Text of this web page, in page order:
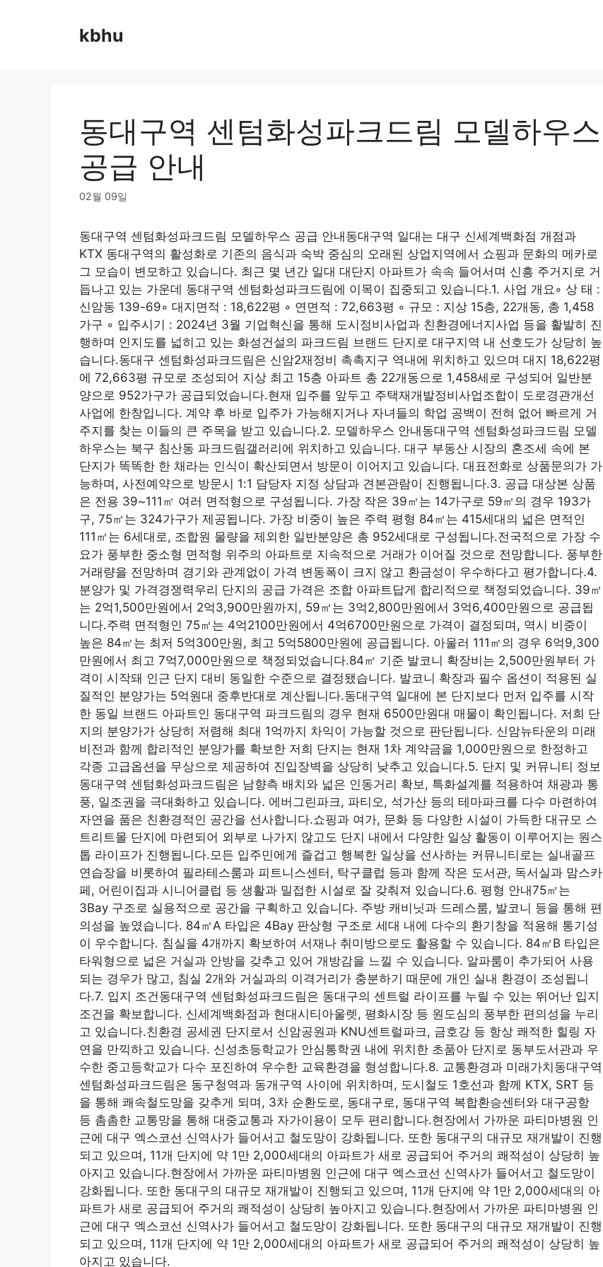
kbhu
동대구역 센텀화성파크드림 모델하우스
공급 안내
02월 09일
동대구역 센텀화성파크드림 모델하우스 공급 안내동대구역 일대는 대구 신세계백화점 개점과
KTX 동대구역의 활성화로 기존의 음식과 숙박 중심의 오래된 상업지역에서 쇼핑과 문화의 메카로
그 모습이 변모하고 있습니다. 최근 몇 년간 일대 대단지 아파트가 속속 들어서며 신흥 주거지로 거
듭나고 있는 가운데 동대구역 센텀화성파크드림에 이목이 집중되고 있습니다.1. 사업 개요◦ 상 태 :
신암동 139-69◦ 대지면적 : 18,622평 ◦ 연면적 : 72,663평 ◦ 규모 : 지상 15층, 22개동, 총 1,458
가구 ◦ 입주시기 : 2024년 3월 기업혁신을 통해 도시정비사업과 친환경에너지사업 등을 활발히 진
행하며 인지도를 넓히고 있는 화성건설의 파크드림 브랜드 단지로 대구지역 내 선호도가 상당히 높
습니다.동대구 센텀화성파크드림은 신암2재정비 촉촉지구 역내에 위치하고 있으며 대지 18,622평
에 72,663평 규모로 조성되어 지상 최고 15층 아파트 총 22개동으로 1,458세로 구성되어 일반분
양으로 952가구가 공급되었습니다.현재 입주를 앞두고 주택재개발정비사업조합이 도로경관개선
사업에 한창입니다. 계약 후 바로 입주가 가능해지거나 자녀들의 학업 공백이 전혀 없어 빠르게 거
주지를 찾는 이들의 큰 주목을 받고 있습니다.2. 모델하우스 안내동대구역 센텀화성파크드림 모델
하우스는 북구 침산동 파크드림갤러리에 위치하고 있습니다. 대구 부동산 시장의 혼조세 속에 본
단지가 똑똑한 한 채라는 인식이 확산되면서 방문이 이어지고 있습니다. 대표전화로 상품문의가 가
능하며, 사전예약으로 방문시 1:1 담당자 지정 상담과 견본관람이 진행됩니다.3. 공급 대상본 상품
은 전용 39~111㎡ 여러 면적형으로 구성됩니다. 가장 작은 39㎡는 14가구로 59㎡의 경우 193가
구, 75㎡는 324가구가 제공됩니다. 가장 비중이 높은 주력 평형 84㎡는 415세대의 넓은 면적인
111㎡는 6세대로, 조합원 물량을 제외한 일반분양은 총 952세대로 구성됩니다.전국적으로 가장 수
요가 풍부한 중소형 면적형 위주의 아파트로 지속적으로 거래가 이어질 것으로 전망합니다. 풍부한
거래량을 전망하며 경기와 관계없이 가격 변동폭이 크지 않고 환금성이 우수하다고 평가합니다.4.
분양가 및 가격경쟁력우리 단지의 공급 가격은 조합 아파트답게 합리적으로 책정되었습니다. 39㎡
는 2억1,500만원에서 2억3,900만원까지, 59㎡는 3억2,800만원에서 3억6,400만원으로 공급됩
니다.주력 면적형인 75㎡는 4억2100만원에서 4억6700만원으로 가격이 결정되며, 역시 비중이
높은 84㎡는 최저 5억300만원, 최고 5억5800만원에 공급됩니다. 아울러 111㎡의 경우 6억9,300
만원에서 최고 7억7,000만원으로 책정되었습니다.84㎡ 기준 발코니 확장비는 2,500만원부터 가
격이 시작돼 인근 단지 대비 동일한 수준으로 결정됐습니다. 발코니 확장과 필수 옵션이 적용된 실
질적인 분양가는 5억원대 중후반대로 계산됩니다.동대구역 일대에 본 단지보다 먼저 입주를 시작
한 동일 브랜드 아파트인 동대구역 파크드림의 경우 현재 6500만원대 매물이 확인됩니다. 저희 단
지의 분양가가 상당히 저렴해 최대 1억까지 차익이 가능할 것으로 판단됩니다. 신암뉴타운의 미래
비전과 함께 합리적인 분양가를 확보한 저희 단지는 현재 1차 계약금을 1,000만원으로 한정하고
각종 고급옵션을 무상으로 제공하여 진입장벽을 상당히 낮추고 있습니다.5. 단지 및 커뮤니티 정보
동대구역 센텀화성파크드림은 남향측 배치와 넓은 인동거리 확보, 특화설계를 적용하여 채광과 통
풍, 일조권을 극대화하고 있습니다. 에버그린파크, 파티오, 석가산 등의 테마파크를 다수 마련하여
자연을 품은 친환경적인 공간을 선사합니다.쇼핑과 여가, 문화 등 다양한 시설이 가득한 대규모 스
트리트몰 단지에 마련되어 외부로 나가지 않고도 단지 내에서 다양한 일상 활동이 이루어지는 원스
톱 라이프가 진행됩니다.모든 입주민에게 즐겁고 행복한 일상을 선사하는 커뮤니티로는 실내골프
연습장을 비롯하여 필라테스룸과 피트니스센터, 탁구클럽 등과 함께 작은 도서관, 독서실과 맘스카
페, 어린이집과 시니어클럽 등 생활과 밀접한 시설로 잘 갖춰져 있습니다.6. 평형 안내75㎡는
3Bay 구조로 실용적으로 공간을 구획하고 있습니다. 주방 캐비닛과 드레스룸, 발코니 등을 통해 편
의성을 높였습니다. 84㎡A 타입은 4Bay 판상형 구조로 세대 내에 다수의 환기창을 적용해 통기성
이 우수합니다. 침실을 4개까지 확보하여 서재나 취미방으로도 활용할 수 있습니다. 84㎡B 타입은
타워형으로 넓은 거실과 안방을 갖추고 있어 개방감을 느낄 수 있습니다. 알파룸이 추가되어 사용
되는 경우가 많고, 침실 2개와 거실과의 이격거리가 충분하기 때문에 개인 실내 환경이 조성됩니
다.7. 입지 조건동대구역 센텀화성파크드림은 동대구의 센트럴 라이프를 누릴 수 있는 뛰어난 입지
조건을 확보합니다. 신세계백화점과 현대시티아울렛, 평화시장 등 원도심의 풍부한 편의성을 누리
고 있습니다.친환경 공세권 단지로서 신암공원과 KNU센트럴파크, 금호강 등 항상 쾌적한 힐링 자
연을 만끽하고 있습니다. 신성초등학교가 안심통학권 내에 위치한 초품아 단지로 동부도서관과 우
수한 중고등학교가 다수 포진하여 우수한 교육환경을 형성합니다.8. 교통환경과 미래가치동대구역
센텀화성파크드림은 동구청역과 동개구역 사이에 위치하며, 도시철도 1호선과 함께 KTX, SRT 등
을 통해 쾌속철도망을 갖추게 되며, 3차 순환도로, 동대구로, 동대구역 복합환승센터와 대구공항
등 촘촘한 교통망을 통해 대중교통과 자가이용이 모두 편리합니다.현장에서 가까운 파티마병원 인
근에 대구 엑스코선 신역사가 들어서고 철도망이 강화됩니다. 또한 동대구의 대규모 재개발이 진행
되고 있으며, 11개 단지에 약 1만 2,000세대의 아파트가 새로 공급되어 주거의 쾌적성이 상당히 높
아지고 있습니다.현장에서 가까운 파티마병원 인근에 대구 엑스코선 신역사가 들어서고 철도망이
강화됩니다. 또한 동대구의 대규모 재개발이 진행되고 있으며, 11개 단지에 약 1만 2,000세대의 아
파트가 새로 공급되어 주거의 쾌적성이 상당히 높아지고 있습니다.현장에서 가까운 파티마병원 인
근에 대구 엑스코선 신역사가 들어서고 철도망이 강화됩니다. 또한 동대구의 대규모 재개발이 진행
되고 있으며, 11개 단지에 약 1만 2,000세대의 아파트가 새로 공급되어 주거의 쾌적성이 상당히 높
아지고 있습니다.